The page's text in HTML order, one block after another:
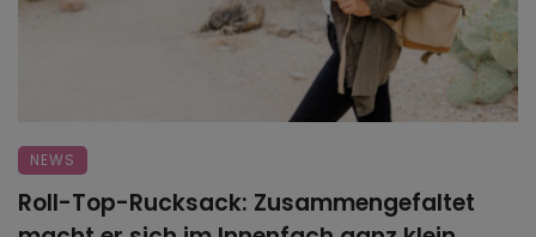
NEWS
Roll-Top-Rucksack: Zusammengefaltet